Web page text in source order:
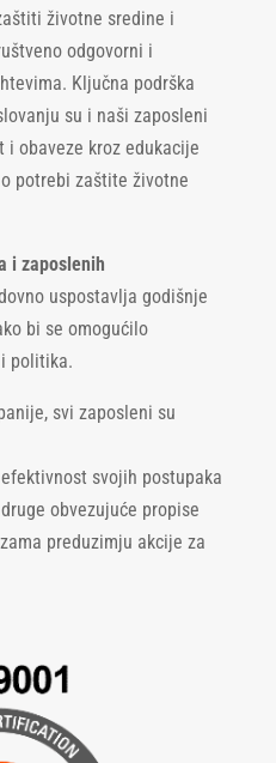
životne sredine i
odgovorni i
Ključna podrška
su i naši zaposleni
obaveze kroz edukacije
potrebi zaštite životne
i zaposlenih
uspostavlja godišnje
bi se omogućilo
politika.
svi zaposleni su
svojih postupaka
obvezujuće propise
preduzimju akcije za